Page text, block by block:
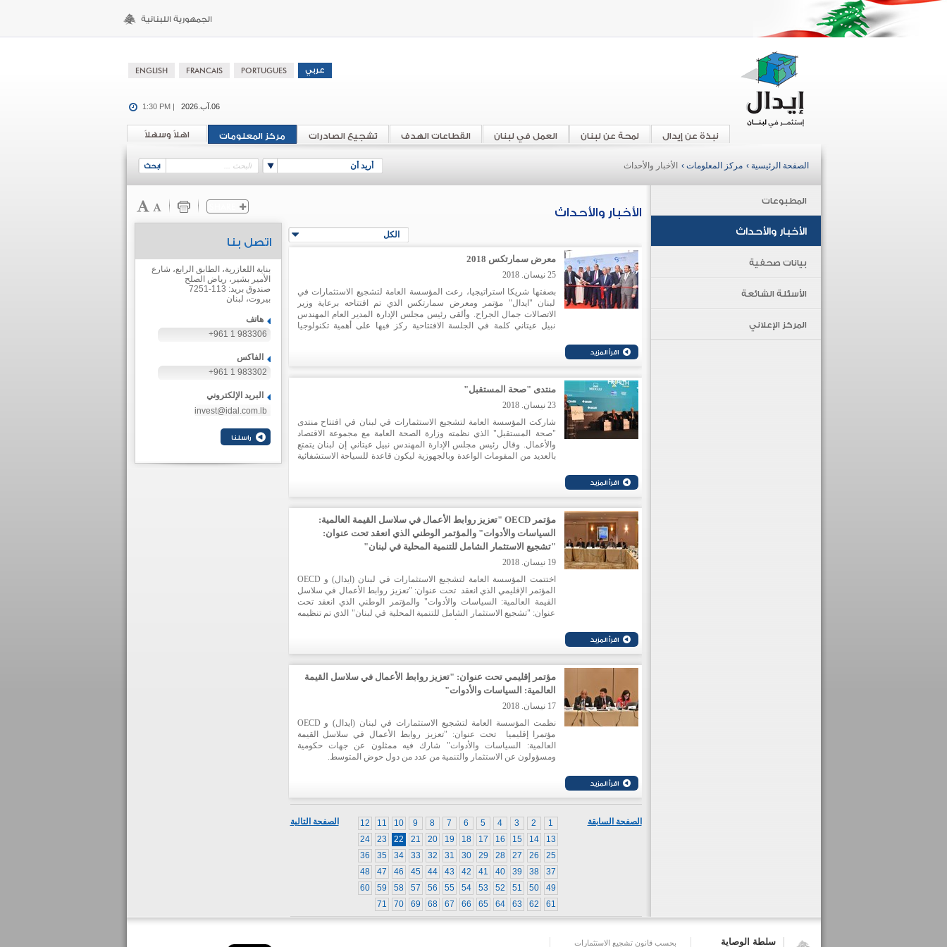
06.آب.2026 1:30 PM |
اهلاً وسهلاً مركز المعلومات تشجيع الصادرات القطاعات الهدف العمل في لبنان لمحة عن لبنان نبذة عن إيدال
أريد أن الصفحة الرئيسية › مركز المعلومات › الأخبار والأحداث
المطبوعات
الأخبار والأحداث
بيانات صحفية
الأسئلة الشائعة
المركز الإعلاني
الأخبار والأحداث
الكل
معرض سمارتكس 2018
25 نيسان. 2018
بصفتها شريكا استراتيجيا، رعت المؤسسة العامة لتشجيع الاستثمارات في
لبنان "ايدال" مؤتمر ومعرض سمارتكس الذي تم افتتاحه برعاية وزير
الاتصالات جمال الجراح. وألقى رئيس مجلس الإدارة المدير العام المهندس
نبيل عيتاني كلمة في الجلسة الافتتاحية ركز فيها على أهمية تكنولوجيا
منتدى "صحة المستقبل"
23 نيسان. 2018
شاركت المؤسسة العامة لتشجيع الاستثمارات في لبنان في افتتاح منتدى
"صحة المستقبل" الذي نظمته وزارة الصحة العامة مع مجموعة الاقتصاد
والأعمال. وقال رئيس مجلس الإدارة المهندس نبيل عيتاني إن لبنان يتمتع
بالعديد من المقومات الواعدة وبالجهوزية ليكون قاعدة للسياحة الاستشفائية
مؤتمر OECD "تعزيز روابط الأعمال في سلاسل القيمة العالمية:
السياسات والأدوات" والمؤتمر الوطني الذي انعقد تحت عنوان:
"تشجيع الاستثمار الشامل للتنمية المحلية في لبنان"
19 نيسان. 2018
اختتمت المؤسسة العامة لتشجيع الاستثمارات في لبنان (ايدال) و OECD
المؤتمر الإقليمي الذي انعقد تحت عنوان: "تعزيز روابط الأعمال في سلاسل
القيمة العالمية: السياسات والأدوات" والمؤتمر الوطني الذي انعقد تحت
عنوان: "تشجيع الاستثمار الشامل للتنمية المحلية في لبنان" الذي تم تنظيمه
مؤتمر إقليمي تحت عنوان: "تعزيز روابط الأعمال في سلاسل القيمة
العالمية: السياسات والأدوات"
17 نيسان. 2018
نظمت المؤسسة العامة لتشجيع الاستثمارات في لبنان (ايدال) و OECD
مؤتمرا إقليميا تحت عنوان: "تعزيز روابط الأعمال في سلاسل القيمة
العالمية: السياسات والأدوات" شارك فيه ممثلون عن جهات حكومية
ومسؤولون عن الاستثمار والتنمية من عدد من دول حوض المتوسط.
وبالتالي خدمة التنمية الاقتصادية المحلية في اقتصاداتنا."
الصفحة التالية
1
2
3
4
5
6
7
8
9
10
11
12
13
14
15
16
17
18
19
20
21
22
23
24
25
26
27
28
29
30
31
32
33
34
35
36
37
38
39
40
41
42
43
44
45
46
47
48
49
50
51
52
53
54
55
56
57
58
59
60
61
62
63
64
65
66
67
68
69
70
71
الصفحة السابقة
اتصل بنا
بناية اللعازرية، الطابق الرابع، شارع
الأمير بشير، رياض الصلح
صندوق بريد: 113-7251
بيروت، لبنان
هاتف
+961 1 983306
الفاكس
+961 1 983302
البريد الإلكتروني
invest@idal.com.lb
سلطة الوصاية بحسب قانون تشجيع الاستثمارات